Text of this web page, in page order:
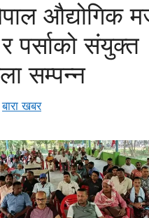
औद्योगिक
पर्साको संयुक्त
सम्पन्न
बारा खबर